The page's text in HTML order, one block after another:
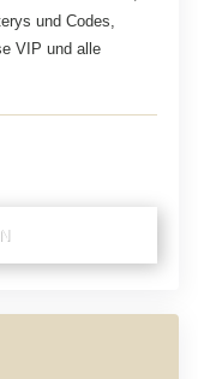
und Codes,
VIP und alle